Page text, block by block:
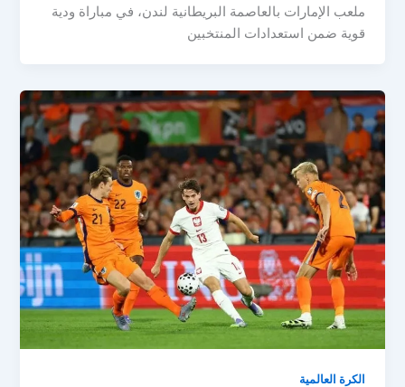
ملعب الإمارات بالعاصمة البريطانية لندن، في مباراة ودية
قوية ضمن استعدادات المنتخبين
الكرة العالمية